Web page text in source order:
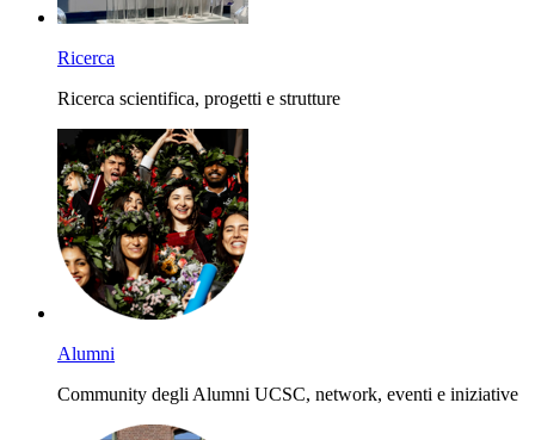
Ricerca
Ricerca scientifica, progetti e strutture
Alumni
Community degli Alumni UCSC, network, eventi e iniziative